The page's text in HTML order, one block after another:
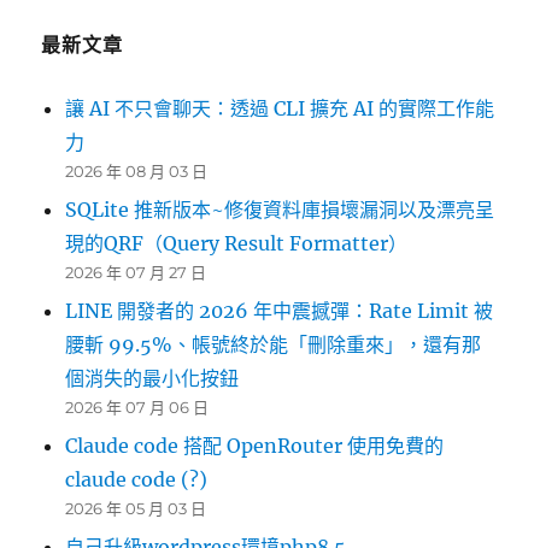
最新文章
讓 AI 不只會聊天：透過 CLI 擴充 AI 的實際工作能
力
2026 年 08 月 03 日
SQLite 推新版本~修復資料庫損壞漏洞以及漂亮呈
現的QRF（Query Result Formatter）
2026 年 07 月 27 日
LINE 開發者的 2026 年中震撼彈：Rate Limit 被
腰斬 99.5%、帳號終於能「刪除重來」，還有那
個消失的最小化按鈕
2026 年 07 月 06 日
Claude code 搭配 OpenRouter 使用免費的
claude code (?)
2026 年 05 月 03 日